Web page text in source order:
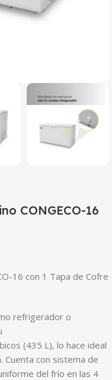
CONGECO-16
16 con 1 Tapa de Cofre
refrigerador o
(435 L), lo hace ideal
Cuenta con sistema de
del frío en las 4